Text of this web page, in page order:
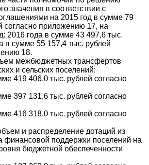
значения в соответствии с
на 2015 год в сумме 79
согласно приложению 17, на
2016 года в сумме 43 497,6 тыс.
в сумме 55 157,4 тыс. рублей
18.
межбюджетных трансфертов
и сельских поселений:
419 406,0 тыс. рублей согласно
397 131,6 тыс. рублей согласно
416 318,0 тыс. рублей согласно
и распределение дотаций из
финансовой поддержки поселений на
бюджетной обеспеченности